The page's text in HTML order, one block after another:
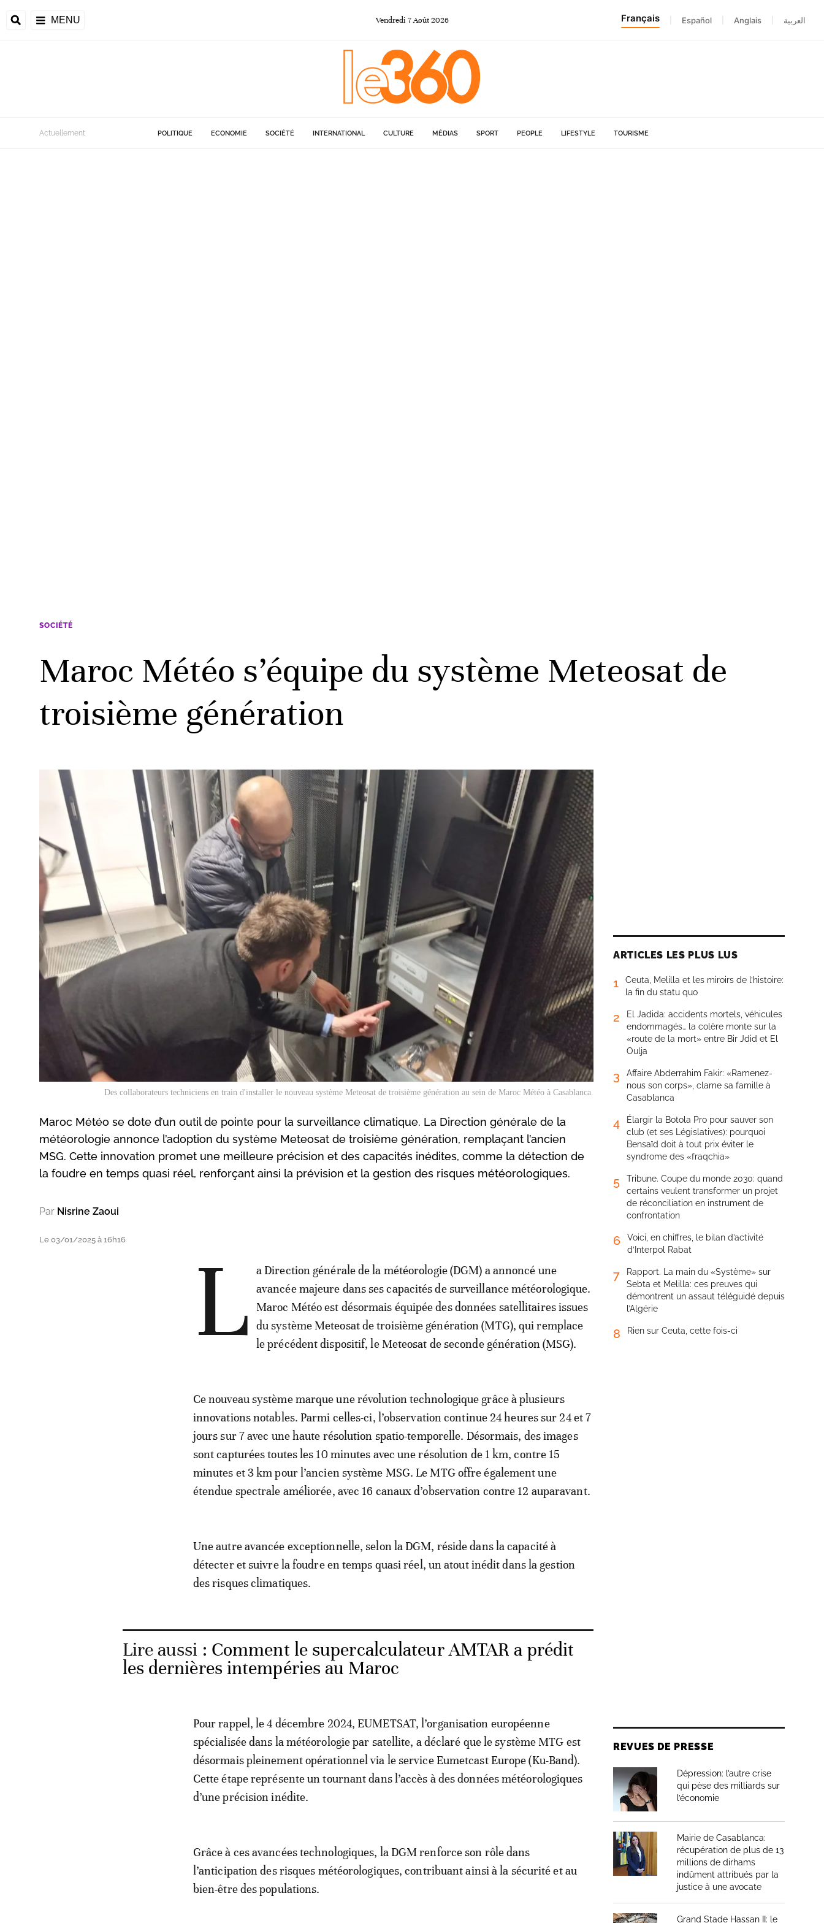
MENU Vendredi 7Août 2026 Français Español Anglais العربية
Actuellement POLITIQUE ECONOMIE SOCIÉTÉ INTERNATIONAL CULTURE MÉDIAS SPORT PEOPLE LIFESTYLE TOURISME
SOCIÉTÉ
Maroc Météo s’équipe du système Meteosat de
troisième génération
Des collaborateurs techniciens en train d'installer le nouveau système Meteosat de troisième génération au sein de Maroc Météo à Casablanca.
Maroc Météo se dote d’un outil de pointe pour la surveillance climatique. La Direction générale de la
météorologie annonce l’adoption du système Meteosat de troisième génération, remplaçant l’ancien
MSG. Cette innovation promet une meilleure précision et des capacités inédites, comme la détection de
la foudre en temps quasi réel, renforçant ainsi la prévision et la gestion des risques météorologiques.
Par Nisrine Zaoui
Le 03/01/2025 à 16h16 L
a Direction générale de la météorologie (DGM) a annoncé une
avancée majeure dans ses capacités de surveillance météorologique.
Maroc Météo est désormais équipée des données satellitaires issues
du système Meteosat de troisième génération (MTG), qui remplace
le précédent dispositif, le Meteosat de seconde génération (MSG).
Ce nouveau système marque une révolution technologique grâce à plusieurs
innovations notables. Parmi celles-ci, l’observation continue 24 heures sur 24 et 7
jours sur 7 avec une haute résolution spatio-temporelle. Désormais, des images
sont capturées toutes les 10 minutes avec une résolution de 1 km, contre 15
minutes et 3 km pour l’ancien système MSG. Le MTG offre également une
étendue spectrale améliorée, avec 16 canaux d’observation contre 12 auparavant.
Une autre avancée exceptionnelle, selon la DGM, réside dans la capacité à
détecter et suivre la foudre en temps quasi réel, un atout inédit dans la gestion
des risques climatiques.
Lire aussi : Comment le supercalculateur AMTAR a prédit
les dernières intempéries au Maroc
Pour rappel, le 4 décembre 2024, EUMETSAT, l’organisation européenne
spécialisée dans la météorologie par satellite, a déclaré que le système MTG est
désormais pleinement opérationnel via le service Eumetcast Europe (Ku-Band).
Cette étape représente un tournant dans l’accès à des données météorologiques
d’une précision inédite.
Grâce à ces avancées technologiques, la DGM renforce son rôle dans
l’anticipation des risques météorologiques, contribuant ainsi à la sécurité et au
bien-être des populations.
ARTICLES LES PLUS LUS
1
Ceuta, Melilla et les miroirs de l’histoire:
la fin du statu quo
2
El Jadida: accidents mortels, véhicules
endommagés… la colère monte sur la
«route de la mort» entre Bir Jdid et El
Oulja
3
Affaire Abderrahim Fakir: «Ramenez-
nous son corps», clame sa famille à
Casablanca
4
Élargir la Botola Pro pour sauver son
club (et ses Législatives): pourquoi
Bensaïd doit à tout prix éviter le
syndrome des «fraqchia»
5
Tribune. Coupe du monde 2030: quand
certains veulent transformer un projet
de réconciliation en instrument de
confrontation
6
Voici, en chiffres, le bilan d’activité
d’Interpol Rabat
7
Rapport. La main du «Système» sur
Sebta et Melilla: ces preuves qui
démontrent un assaut téléguidé depuis
l’Algérie
8 Rien sur Ceuta, cette fois-ci
REVUES DE PRESSE
Dépression: l’autre crise
qui pèse des milliards sur
l’économie
Mairie de Casablanca:
récupération de plus de 13
millions de dirhams
indûment attribués par la
justice à une avocate
Grand Stade Hassan II: le